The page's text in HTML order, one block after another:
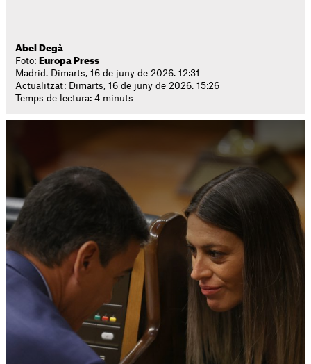
Abel Degà
Foto: Europa Press
Madrid. Dimarts, 16 de juny de 2026. 12:31
Actualitzat: Dimarts, 16 de juny de 2026. 15:26
Temps de lectura: 4 minuts